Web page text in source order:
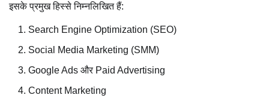
इसके प्रमुख हिस्से निम्नलिखित हैं:
Search Engine Optimization (SEO)
Social Media Marketing (SMM)
Google Ads और Paid Advertising
Content Marketing